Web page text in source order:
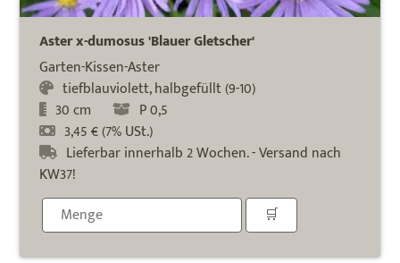
Aster x-dumosus 'Blauer Gletscher'
Garten-Kissen-Aster
tiefblauviolett, halbgefüllt (9-10)
30 cm
P 0,5
3,45 € (7% USt.)
Lieferbar innerhalb 2 Wochen. - Versand nach
KW37!